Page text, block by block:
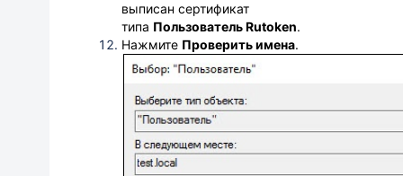
выписан сертификат
типа ПользовательRutoken.
Нажмите Проверить имена.